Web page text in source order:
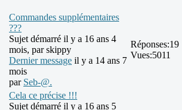
Commandes supplémentaires
???
Sujet démarré il y a 16 ans 4
mois, parskippy
Dernier message il y a 14 ans 7
mois
par Seb-@.
Réponses:19
Vues:5011
Cela ce précise !!!
Sujet démarré il y a 16 ans 5